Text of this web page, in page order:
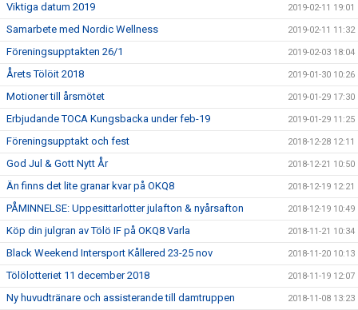
Viktiga datum 2019 2019-02-11 19:01
Samarbete med Nordic Wellness 2019-02-11 11:32
Föreningsupptakten 26/1 2019-02-03 18:04
Årets Tölöit 2018 2019-01-30 10:26
Motioner till årsmötet 2019-01-29 17:30
Erbjudande TOCA Kungsbacka under feb-19 2019-01-29 11:25
Föreningsupptakt och fest 2018-12-28 12:11
God Jul & Gott Nytt År 2018-12-21 10:50
Än finns det lite granar kvar på OKQ8 2018-12-19 12:21
PÅMINNELSE: Uppesittarlotter julafton & nyårsafton 2018-12-19 10:49
Köp din julgran av Tölö IF på OKQ8 Varla 2018-11-21 10:34
Black Weekend Intersport Kållered 23-25 nov 2018-11-20 10:13
Tölölotteriet 11 december 2018 2018-11-19 12:07
Ny huvudtränare och assisterande till damtruppen 2018-11-08 13:23